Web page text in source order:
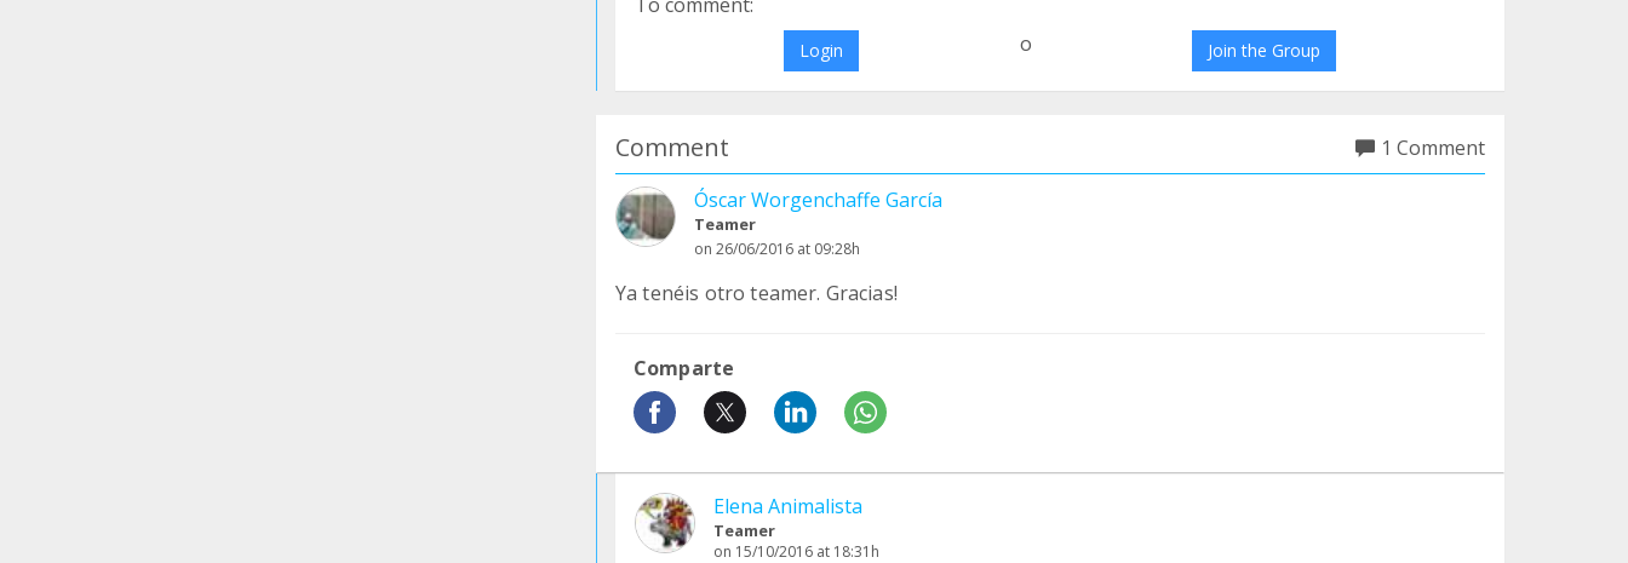
Login o Join the Group
Comment
1 Comment
Óscar Worgenchaffe García
Teamer
on 26/06/2016 at 09:28h
Ya tenéis otro teamer. Gracias!
Comparte
Elena Animalista
Teamer
on 15/10/2016 at 18:31h